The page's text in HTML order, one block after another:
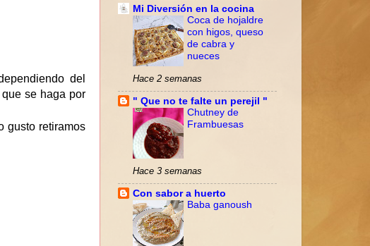
del
se haga por
gusto retiramos
Mi Diversión en la cocina
Coca de hojaldre
con higos, queso
de cabra y
nueces
Hace 2 semanas
" Que no te falte un perejil "
Chutney de
Frambuesas
Hace 3 semanas
Con sabor a huerto
Baba ganoush